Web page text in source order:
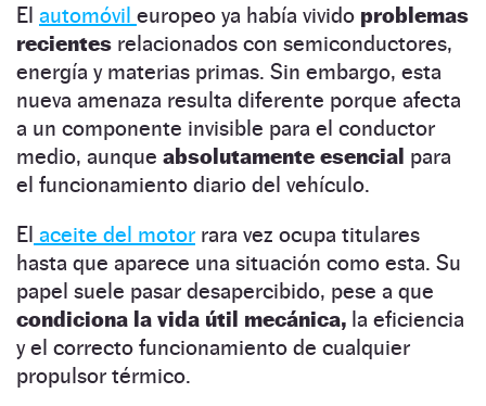
El automóvil europeo ya había vivido problemas
recientes relacionados con semiconductores,
energía y materias primas. Sin embargo, esta
nueva amenaza resulta diferente porque afecta
a un componente invisible para el conductor
medio, aunque absolutamente esencial para
el funcionamiento diario del vehículo.
El aceite del motor rara vez ocupa titulares
hasta que aparece una situación como esta. Su
papel suele pasar desapercibido, pese a que
condiciona la vida útil mecánica, la eficiencia
y el correcto funcionamiento de cualquier
propulsor térmico.